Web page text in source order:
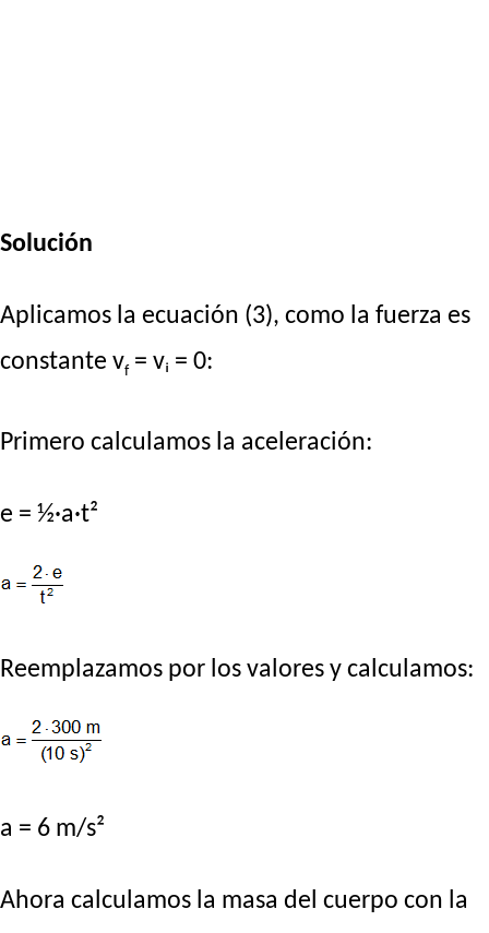
Solución
Aplicamos la ecuación (3), como la fuerza es
constante vf= vᵢ = 0:
Primero calculamos la aceleración:
e = ½·a·t²
Reemplazamos por los valores y calculamos:
a = 6 m/s²
Ahora calculamos la masa del cuerpo con la